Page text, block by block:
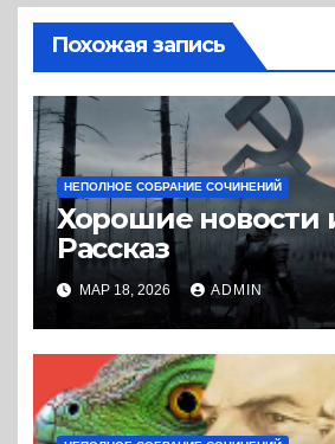
Похожая запись
НЕПОЛНОЕ СОБРАНИЕ СОЧИНЕНИЙ
Хорошие новости
Рассказ
МАР 18, 2026 ADMIN